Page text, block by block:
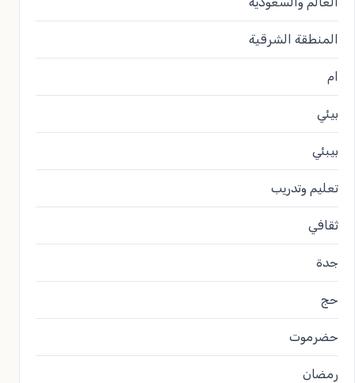
المنطقة الشرقية
ام
بيئي
بيبئي
تعليم وتدريب
ثقافي
جدة
حج
حضرموت
رمضان